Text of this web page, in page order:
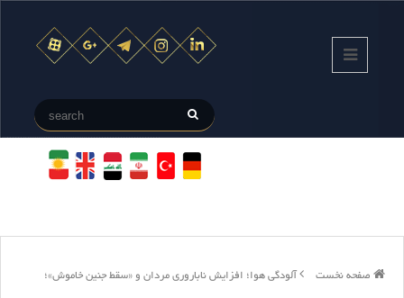
صفحه نخست آلودگی هوا؛ افزایش ناباروری مردان و «سقط جنین خاموش»؛